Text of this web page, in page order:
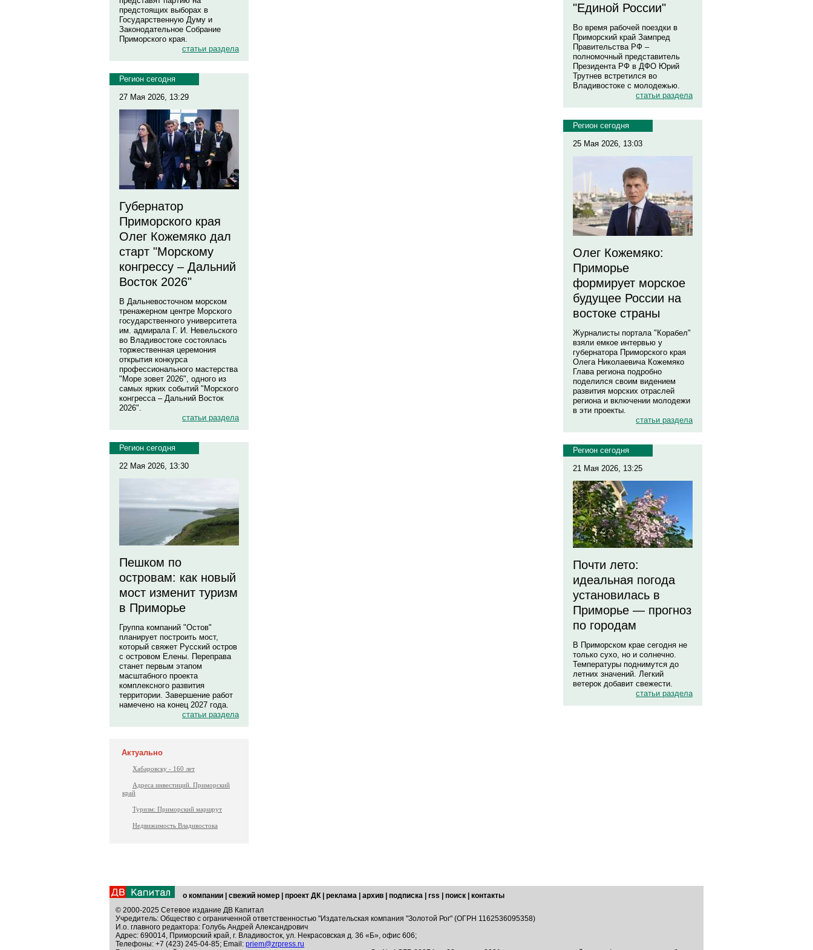
предстоящих выборах в
Государственную Думу и
Законодательное Собрание
Приморского края.
статьи раздела
Регион сегодня
27 Мая 2026, 13:29
Губернатор
Приморского края
Олег Кожемяко дал
старт "Морскому
конгрессу – Дальний
Восток 2026"
В Дальневосточном морском
тренажерном центре Морского
государственного университета
им. адмирала Г. И. Невельского
во Владивостоке состоялась
торжественная церемония
открытия конкурса
профессионального мастерства
"Море зовет 2026", одного из
самых ярких событий "Морского
конгресса – Дальний Восток
2026".
статьи раздела
Регион сегодня
22 Мая 2026, 13:30
Пешком по
островам: как новый
мост изменит туризм
в Приморье
Группа компаний "Остов"
планирует построить мост,
который свяжет Русский остров
с островом Елены. Переправа
станет первым этапом
масштабного проекта
комплексного развития
территории. Завершение работ
намечено на конец 2027 года.
статьи раздела
Актуально
Хабаровску - 160 лет
Адреса инвестиций. Приморский
край
Туризм: Приморский маршрут
Недвижимость Владивостока
"Единой России"
Во время рабочей поездки в
Приморский край Зампред
Правительства РФ –
полномочный представитель
Президента РФ в ДФО Юрий
Трутнев встретился во
Владивостоке с молодежью.
статьи раздела
Регион сегодня
25 Мая 2026, 13:03
Олег Кожемяко:
Приморье
формирует морское
будущее России на
востоке страны
Журналисты портала "Корабел"
взяли емкое интервью у
губернатора Приморского края
Олега Николаевича Кожемяко
Глава региона подробно
поделился своим видением
развития морских отраслей
региона и включении молодежи
в эти проекты.
статьи раздела
Регион сегодня
21 Мая 2026, 13:25
Почти лето:
идеальная погода
установилась в
Приморье — прогноз
по городам
В Приморском крае сегодня не
только сухо, но и солнечно.
Температуры поднимутся до
летних значений. Легкий
ветерок добавит свежести.
статьи раздела
о компании свежий номер проект ДК реклама архив подписка rss поиск
контакты
© 2000-2025 Сетевое издание ДВ Капитал
Учредитель: Общество с ограниченной ответственностью "Издательская компания "Золотой Рог" (ОГРН 1162536095358)
И.о. главного редактора: Голубь Андрей Александрович
Адрес: 690014, Приморский край, г. Владивосток, ул. Некрасовская д. 36 «Б», офис 606;
Телефоны: +7 (423) 245-04-85; Email: priem@zrpress.ru